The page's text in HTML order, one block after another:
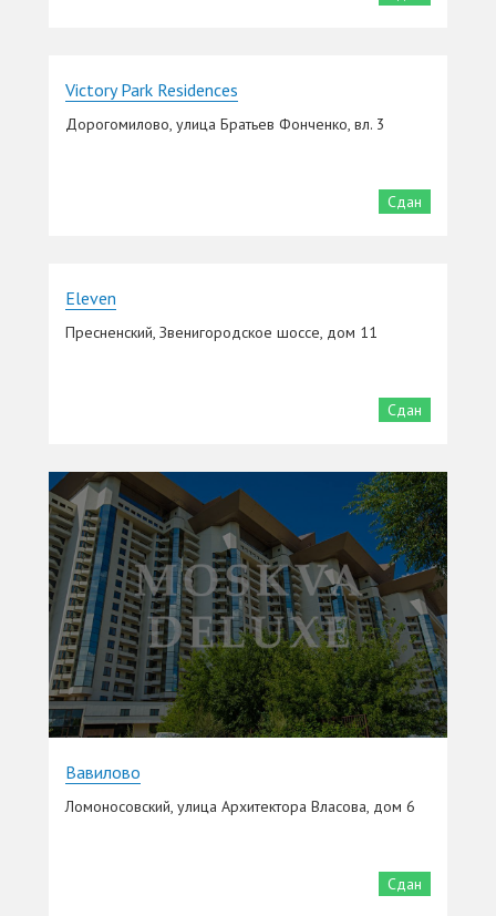
Victory Park Residences
Дорогомилово, улица Братьев Фонченко, вл. 3
Сдан
Eleven
Пресненский, Звенигородское шоссе, дом 11
Сдан
Вавилово
Ломоносовский, улица Архитектора Власова, дом 6
Сдан